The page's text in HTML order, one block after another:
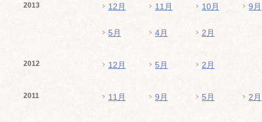
2013 12月 11月 10月 9月
5月 4月 2月
2012 12月 5月 2月
2011 11月 9月 5月 2月